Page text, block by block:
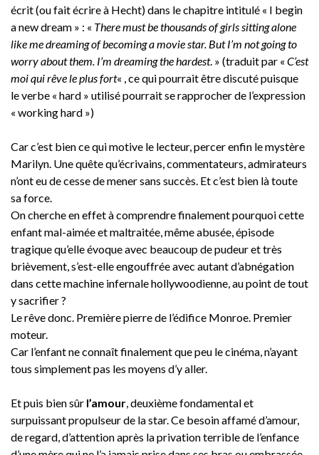
écrit (ou fait écrire à Hecht) dans le chapitre intitulé « I begin
a new dream » : « There must be thousands of girls sitting alone
like me dreaming of becoming a movie star. But I’m not going to
worry about them. I’m dreaming the hardest. » (traduit par « C’est
moi qui rêve le plus fort« , ce qui pourrait être discuté puisque
le verbe « hard » utilisé pourrait se rapprocher de l’expression
« working hard »)
Car c’est bien ce qui motive le lecteur, percer enfin le mystère
Marilyn. Une quête qu’écrivains, commentateurs, admirateurs
n’ont eu de cesse de mener sans succès. Et c’est bien là toute
sa force.
On cherche en effet à comprendre finalement pourquoi cette
enfant mal-aimée et maltraitée, même abusée, épisode
tragique qu’elle évoque avec beaucoup de pudeur et très
brièvement, s’est-elle engouffrée avec autant d’abnégation
dans cette machine infernale hollywoodienne, au point de tout
y sacrifier ?
Le rêve donc. Première pierre de l’édifice Monroe. Premier
moteur.
Car l’enfant ne connaît finalement que peu le cinéma, n’ayant
tous simplement pas les moyens d’y aller.
Et puis bien sûr l’amour , deuxième fondamental et
surpuissant propulseur de la star. Ce besoin affamé d’amour,
de regard, d’attention après la privation terrible de l’enfance